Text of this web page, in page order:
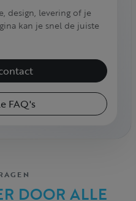
design, levering of je
kan je snel de juiste
FAQ's
DOOR ALLE